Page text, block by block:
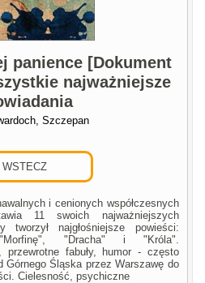
panience [Dokument
najważniejsze
Szczepan
i cenionych współczesnych
11 swoich najważniejszych
najgłośniejsze powieści:
"Dracha" i "Króla".
przewrotne fabuły, humor - często
Górnego Śląska przez Warszawę do
Cielesność, psychiczne